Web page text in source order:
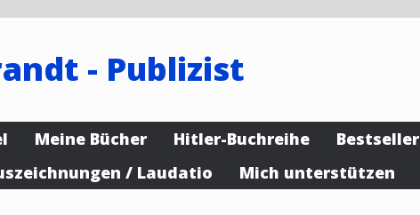
- Publizist
Meine Bücher Hitler-Buchreihe
Bestseller
/ Laudatio Mich unterstützen